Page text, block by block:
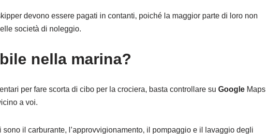
devono essere pagati in contanti, poiché la maggior parte di loro non
società di noleggio.
nella marina?
per fare scorta di cibo per la crociera, basta controllare su Google Maps
a voi.
sono il carburante, l’approvvigionamento, il pompaggio e il lavaggio degli